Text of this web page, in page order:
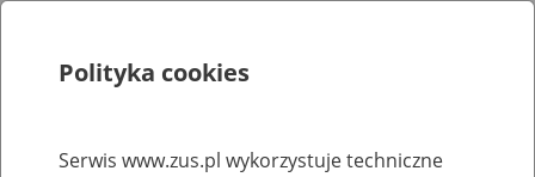
Polityka cookies
Serwis www.zus.pl wykorzystuje techniczne